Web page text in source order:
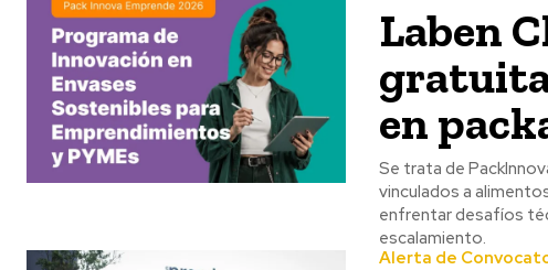
Laben
en
Se trata de
vinculados a
enfrentar desafíos
escalamiento.
Alerta de